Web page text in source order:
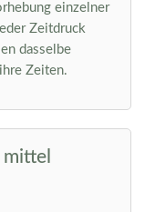
einzelner
Zeitdruck
dasselbe
Zeiten.